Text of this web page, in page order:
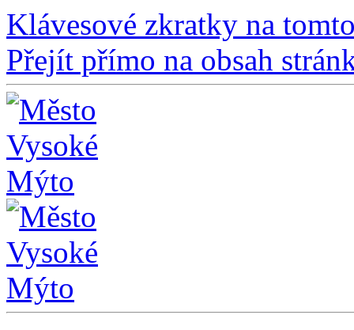
Klávesové zkratky na
Přejít přímo na obsah